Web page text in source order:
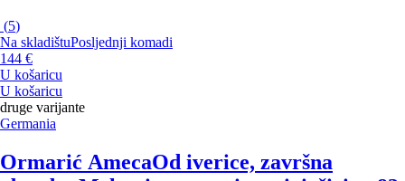
(5)
Na skladištuPosljednji komadi
144 €
U košaricu
U košaricu
druge varijante
Germania
Ormarić AmecaOd iverice, završna